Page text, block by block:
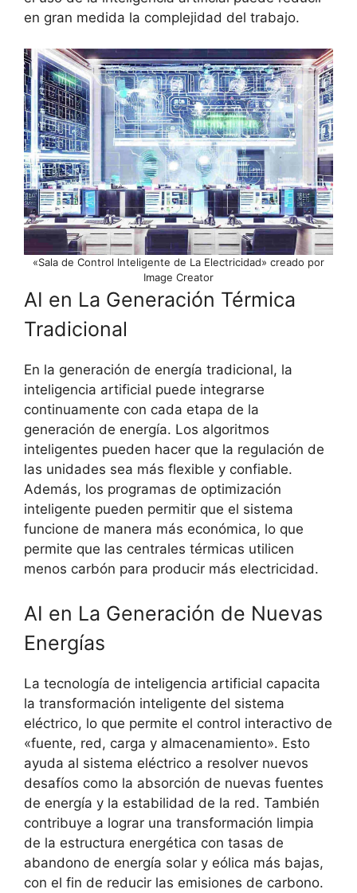
en gran medida la complejidad del trabajo.
«Sala de Control Inteligente de La Electricidad» creado por
Image Creator
AI en La Generación Térmica
Tradicional
En la generación de energía tradicional, la
inteligencia artificial puede integrarse
continuamente con cada etapa de la
generación de energía. Los algoritmos
inteligentes pueden hacer que la regulación de
las unidades sea más flexible y confiable.
Además, los programas de optimización
inteligente pueden permitir que el sistema
funcione de manera más económica, lo que
permite que las centrales térmicas utilicen
menos carbón para producir más electricidad.
AI en La Generación de Nuevas
Energías
La tecnología de inteligencia artificial capacita
la transformación inteligente del sistema
eléctrico, lo que permite el control interactivo de
«fuente, red, carga y almacenamiento». Esto
ayuda al sistema eléctrico a resolver nuevos
desafíos como la absorción de nuevas fuentes
de energía y la estabilidad de la red. También
contribuye a lograr una transformación limpia
de la estructura energética con tasas de
abandono de energía solar y eólica más bajas,
con el fin de reducir las emisiones de carbono.